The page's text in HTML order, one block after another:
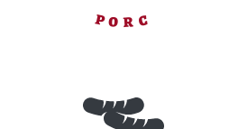
PO R C